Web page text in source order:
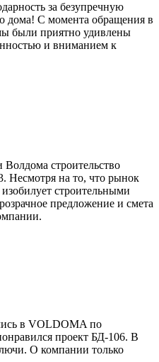
за безупречную
дома! С момента обращения в
были приятно удивлены
и вниманием к
Волдома строительство
Несмотря на то, что рынок
строительными
предложение и смета
в VOLDOMA по
проект БД-106. В
О компании только